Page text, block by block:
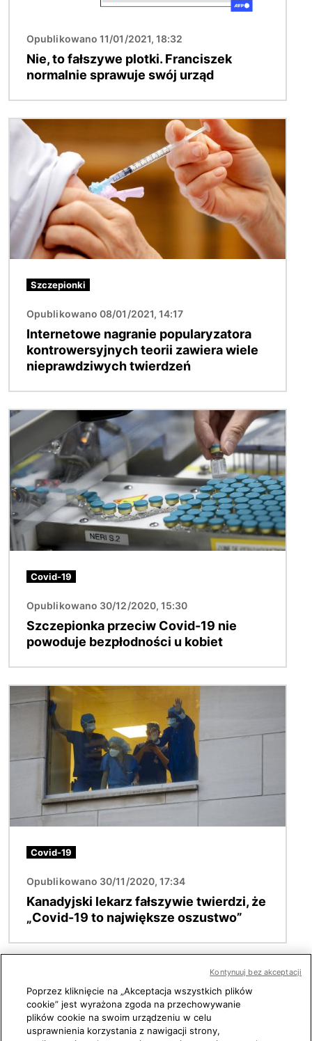
Opublikowano 11/01/2021, 18:32
Nie, to fałszywe plotki. Franciszek
normalnie sprawuje swój urząd
Obraz
Szczepionki
Opublikowano 08/01/2021, 14:17
Internetowe nagranie popularyzatora
kontrowersyjnych teorii zawiera wiele
nieprawdziwych twierdzeń
Obraz
Covid-19
Opublikowano 30/12/2020, 15:30
Szczepionka przeciw Covid-19 nie
powoduje bezpłodności u kobiet
Covid-19
Opublikowano 30/11/2020, 17:34
Kanadyjski lekarz fałszywie twierdzi, że
„Covid-19 to największe oszustwo”
Poprzez kliknięcie na „Akceptacja wszystkich plików
cookie” jest wyrażona zgoda na przechowywanie
plików cookie na swoim urządzeniu w celu
usprawnienia korzystania z nawigacji strony,
Kontynuuj bez akceptacji